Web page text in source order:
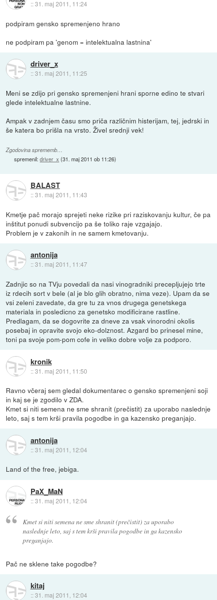
::31. maj 2011, 11:24
podpiram gensko spremenjeno hrano
ne podpiram pa 'genom = intelektualna lastnina'
driver_x
::31. maj 2011, 11:25
Meni se zdijo pri gensko spremenjeni hrani sporne edino te stvari
glede intelektualne lastnine.
Ampak v zadnjem času smo priča različnim histerijam, tej, jedrski in
še katera bo prišla na vrsto. Živel srednji vek!
Zgodovina sprememb…
spremenil:driver_x (31. maj 2011 ob 11:26)
BALAST
::31. maj 2011, 11:43
Kmetje pač morajo sprejeti neke rizike pri raziskovanju kultur, če pa
inštitut ponudi subvencijo pa še toliko raje vzgajajo.
Problem je v zakonih in ne samem kmetovanju.
antonija
::31. maj 2011, 11:47
Zadnjic so na TVju povedali da nasi vinogradniki precepljujejo trte
iz rdecih sort v bele (al je blo glih obratno, nima veze). Upam da se
vsi zeleni zavedate, da gre tu za vnos drugega genetskega
materiala in posledicno za genetsko modificirane rastline.
Predlagam, da se dogovrite za dneve za vsak vinorodni okolis
posebaj in opravite svojo eko-dolznost. Azgard bo prinesel mine,
toni pa svoje pom-pom cofe in veliko dobre volje za podporo.
kronik
::31. maj 2011, 11:50
Ravno včeraj sem gledal dokumentarec o gensko spremenjeni soji
in kaj se je zgodilo v ZDA.
Kmet si niti semena ne sme shranit (prečistit) za uporabo naslednje
leto, saj s tem krši pravila pogodbe in ga kazensko preganjajo.
antonija
::31. maj 2011, 12:04
Land of the free, jebiga.
PaX_MaN
::31. maj 2011, 12:04
Kmet si niti semena ne sme shranit (prečistit) za uporabo
naslednje leto, saj s tem krši pravila pogodbe in ga kazensko
preganjajo.
Pač ne sklene take pogodbe?
kitaj
::31. maj 2011, 12:04